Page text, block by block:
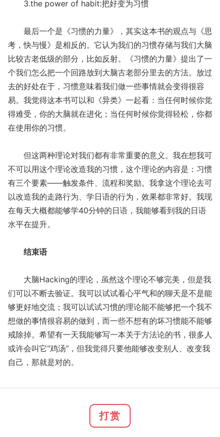
3.the power of habit:把好变为习惯
最后一个是《习惯的力量》，其实这本书的观点与《思
考，快与慢》是相反的。它认为我们的习惯存储与我们大脑
比较古老低级的部分，比如反射。《习惯的力量》提出了一
个我们怎么把一个回路放到大脑古老部分里去的方法。放过
去的好处在于，习惯意味着我们做一些事情就会变得很容
易。我觉得这本书可以和《异类》一起看：当任何时候你觉
得难受，你的大脑就在进化；当任何时候你觉得轻松，你都
在使用你的习惯。
但这两种理论对我们都有非常重要的意义。我在想我可
不可以用这个理论改造我的习惯，这个理论的内容是：习惯
有三个要素——触发条件、流程和奖励。我拿这个理论去可
以改造我的走路行为、学日语的行为，效果都非常好。我现
在每天大概都能够学40分钟的日语，我能够看到我的日语
水平在提升。
结束语
大脑Hacking的理论，虽然这个理论不够完美，但是我
们可以不断去验证。我可以试试看心平气和的聊天是不是能
够更好地交流；我可以试试习惯的理论能不能够把一个我不
想做的事情很容易的做到，而一些不想有的坏习惯能不能够
戒除掉。希望有一天我能够写一本关于方法论的书，很多人
或许会叫它“鸡汤”，但我觉得只要他能够改变别人、改变我
自己，那就是对的。
打赏